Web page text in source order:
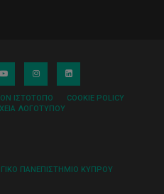
ΙΣΤΌΤΟΠΟ
COOKIE POLICY
ΛΟΓΌΤΥΠΟΥ
ΠΑΝΕΠΙΣΤΗΜΙΟ ΚΥΠΡΟΥ